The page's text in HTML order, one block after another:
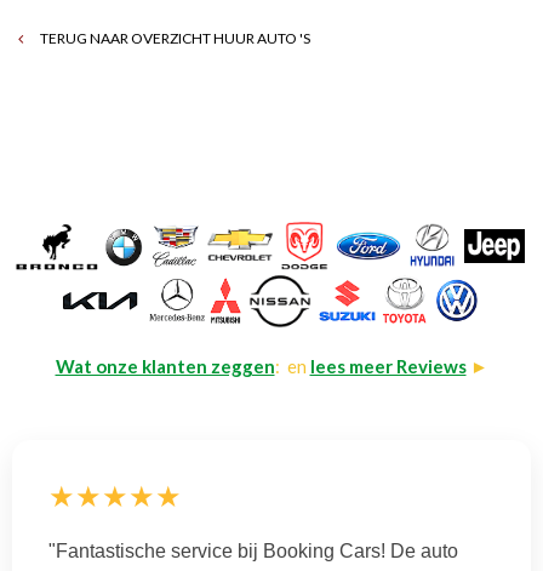
TERUG NAAR OVERZICHT HUUR AUTO 'S
Wat onze klanten zeggen: en lees meer Reviews►
★★★★★
"Fantastische service bij Booking Cars! De auto